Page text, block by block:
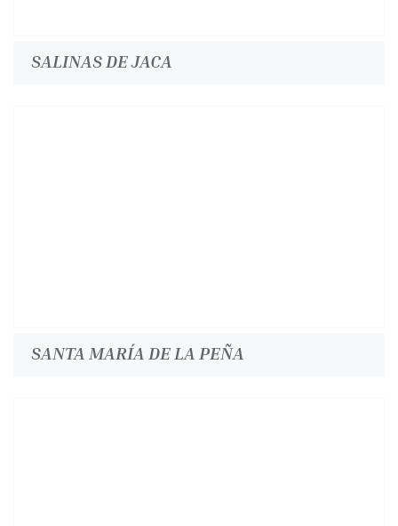
SALINAS DE JACA
SANTA MARÍA DE LA PEÑA